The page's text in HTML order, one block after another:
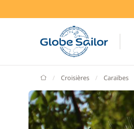
GlobeSailor
Croisières Caraïbes